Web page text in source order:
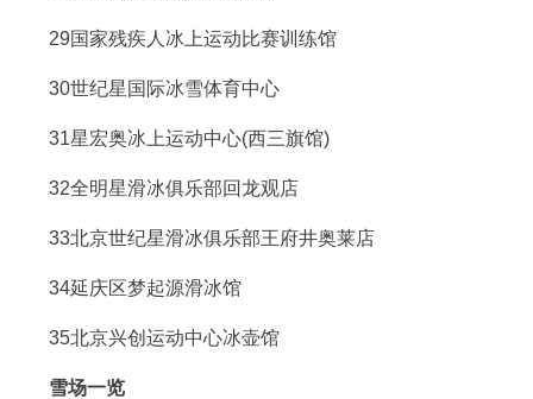
29国家残疾人冰上运动比赛训练馆
30世纪星国际冰雪体育中心
31星宏奥冰上运动中心(西三旗馆)
32全明星滑冰俱乐部回龙观店
33北京世纪星滑冰俱乐部王府井奥莱店
34延庆区梦起源滑冰馆
35北京兴创运动中心冰壶馆
雪场一览